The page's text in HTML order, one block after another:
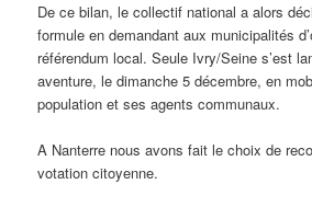
De ce bilan, le collectif national a alors
formule en demandant aux municipalités
référendum local. Seule Ivry/Seine s’est
aventure, le dimanche 5 décembre, en
population et ses agents communaux.
A Nanterre nous avons fait le choix de
votation citoyenne.